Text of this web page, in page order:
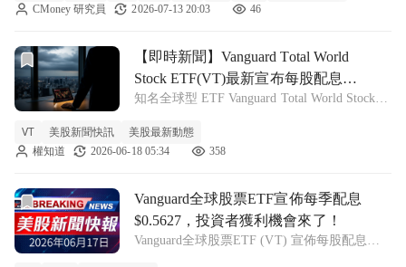
昂貴城市。 #GSPC +0.42% ACWI -1.12% EIS
CMoney 研究員 2026-07-13 20:03 46
前往【即時新聞】Vanguard Total World Stock ETF(VT)最
【即時新聞】Vanguard Total World
Stock ETF(VT)最新宣布每股配息
0.5627美元，全球股市震盪下還能追
知名全球型 ETF Vanguard Total World Stock
0.5627 美元。根據官方公告，本次配息的除息
日與最後過戶日皆訂於 6 月 1
VT 美股新聞快訊 美股最新動態
權知道 2026-06-18 05:34 358
前往Vanguard全球股票ETF宣佈每季配息$0.5627，投資者
Vanguard全球股票ETF宣佈每季配息
$0.5627，投資者獲利機會來了！
Vanguard全球股票ETF (VT) 宣佈每股配息